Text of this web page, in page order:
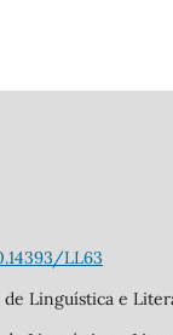
LL63
de Linguística e